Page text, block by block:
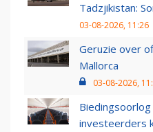
Tadzjikistan:
03-08-2026, 11:26
Geruzie over
Mallorca
03-08-2026,
investeerders